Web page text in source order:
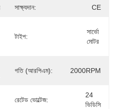
সাক্ষ্যদান: CE
টাইপ:
সার্ভো
মোটর
গতি (আরপিএম): 2000RPM
রেটেড ভোল্টেজ:
24
ভিডিসি